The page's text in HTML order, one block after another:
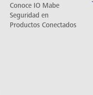
Conoce IO Mabe
Seguridad en
Productos Conectados